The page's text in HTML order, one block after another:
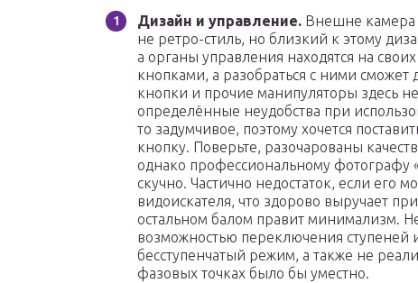
Дизайн и управление. Внешне камера
не ретро-стиль, но близкий к этому
а органы управления находятся на
кнопками, а разобраться с ними
кнопки и прочие манипуляторы здесь
определённые неудобства при
то задумчивое, поэтому хочется
кнопку. Поверьте, разочарованы
однако профессиональному фотографу
скучно. Частично недостаток, если его
видоискателя, что здорово выручает
остальном балом правит минимализм.
возможностью переключения ступеней
бесступенчатый режим, а также не
фазовых точках было бы уместно.